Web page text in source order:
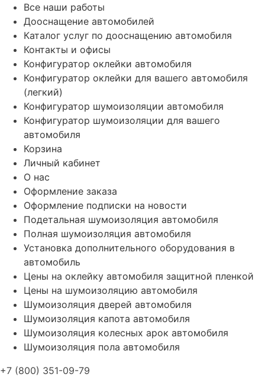
Все наши работы
Дооснащение автомобилей
Каталог услуг по дооснащению автомобиля
Контакты и офисы
Конфигуратор оклейки автомобиля
Конфигуратор оклейки для вашего автомобиля
(легкий)
Конфигуратор шумоизоляции автомобиля
Конфигуратор шумоизоляции для вашего
автомобиля
Корзина
Личный кабинет
О нас
Оформление заказа
Оформление подписки на новости
Подетальная шумоизоляция автомобиля
Полная шумоизоляция автомобиля
Установка дополнительного оборудования в
автомобиль
Цены на оклейку автомобиля защитной пленкой
Цены на шумоизоляцию автомобиля
Шумоизоляция дверей автомобиля
Шумоизоляция капота автомобиля
Шумоизоляция колесных арок автомобиля
Шумоизоляция пола автомобиля
+7 (800) 351-09-79